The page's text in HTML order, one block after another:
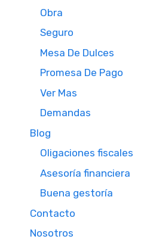
Obra
Seguro
Mesa De Dulces
Promesa De Pago
Ver Mas
Demandas
Blog
Oligaciones fiscales
Asesoría financiera
Buena gestoría
Contacto
Nosotros